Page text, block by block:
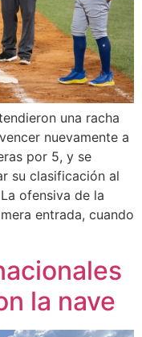
una racha
nuevamente a
por 5, y se
su clasificación al
ofensiva de la
entrada, cuando
la nave